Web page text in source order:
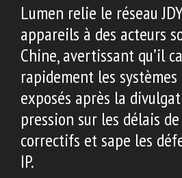
Lumen relie le réseau
appareils à des acteurs
Chine, avertissant qu’il
rapidement les systèmes
exposés après la
pression sur les délais
correctifs et sape les
IP.